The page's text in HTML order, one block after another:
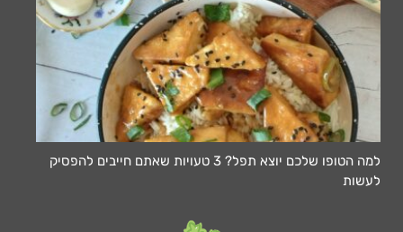
למה הטופו שלכם יוצא תפל? 3 טעויות שאתם חייבים להפסיק
לעשות